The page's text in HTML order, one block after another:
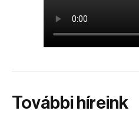
További híreink